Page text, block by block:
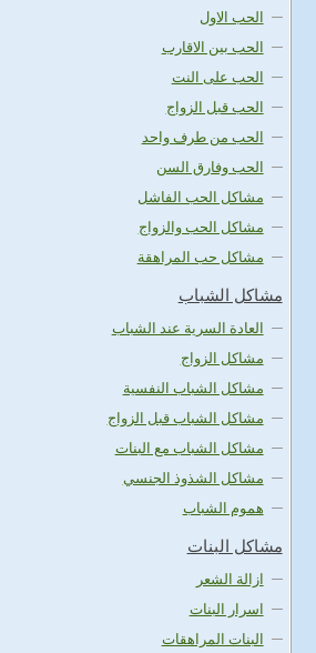
الحب الاول
الحب بين الاقارب
الحب على النت
الحب قبل الزواج
الحب من طرف واحد
الحب وفارق السن
مشاكل الحب الفاشل
مشاكل الحب والزواج
مشاكل حب المراهقة
مشاكل الشباب
العادة السرية عند الشباب
مشاكل الزواج
مشاكل الشباب النفسية
مشاكل الشباب قبل الزواج
مشاكل الشباب مع البنات
مشاكل الشذوذ الجنسي
هموم الشباب
مشاكل البنات
ازالة الشعر
اسرار البنات
البنات المراهقات